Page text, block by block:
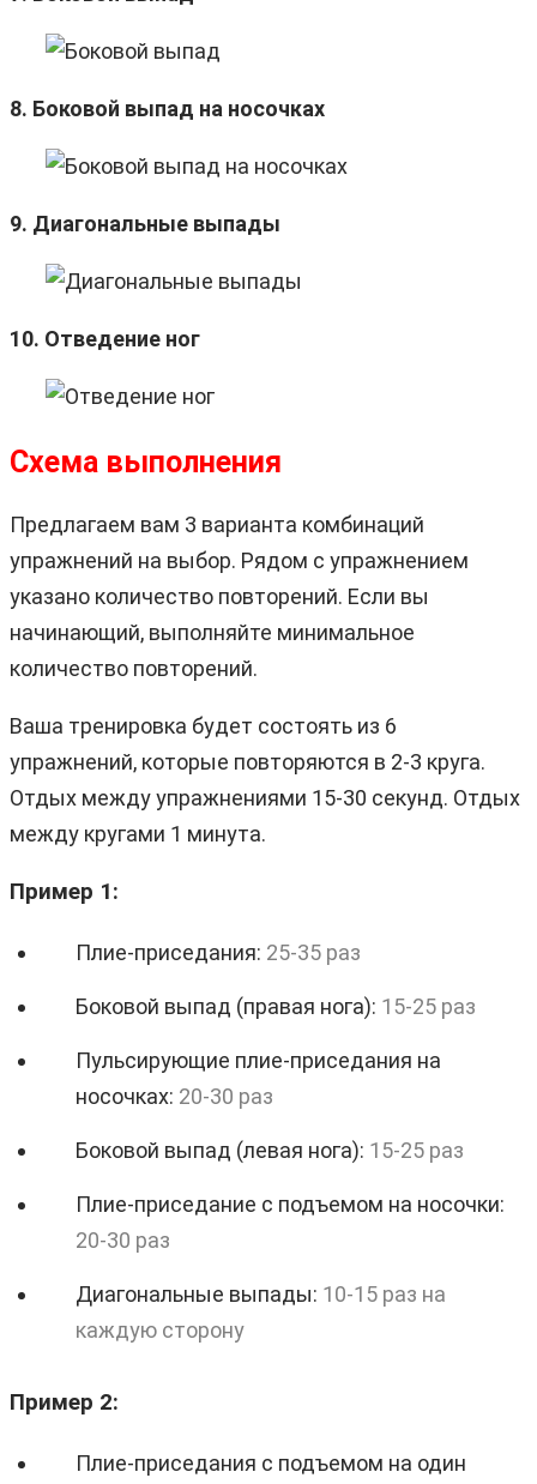
8. Боковой выпад на носочках
9. Диагональные выпады
10. Отведение ног
Схема выполнения
Предлагаем вам 3 варианта комбинаций
упражнений на выбор. Рядом с упражнением
указано количество повторений. Если вы
начинающий, выполняйте минимальное
количество повторений.
Ваша тренировка будет состоять из 6
упражнений, которые повторяются в 2-3 круга.
Отдых между упражнениями 15-30 секунд. Отдых
между кругами 1 минута.
Пример 1:
Плие-приседания: 25-35 раз
Боковой выпад (правая нога): 15-25 раз
Пульсирующие плие-приседания на
носочках: 20-30 раз
Боковой выпад (левая нога): 15-25 раз
Плие-приседание с подъемом на носочки:
20-30 раз
Диагональные выпады: 10-15 раз на
каждую сторону
Пример 2:
Плие-приседания с подъемом на один